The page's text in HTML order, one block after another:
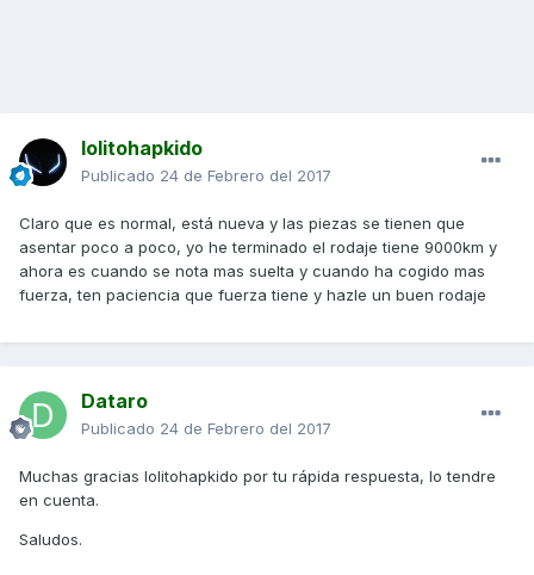
lolitohapkido
Publicado 24 de Febrero del 2017
Claro que es normal, está nueva y las piezas se tienen que
asentar poco a poco, yo he terminado el rodaje tiene 9000km y
ahora es cuando se nota mas suelta y cuando ha cogido mas
fuerza, ten paciencia que fuerza tiene y hazle un buen rodaje
Dataro
Publicado 24 de Febrero del 2017
Muchas gracias lolitohapkido por tu rápida respuesta, lo tendre
en cuenta.
Saludos.